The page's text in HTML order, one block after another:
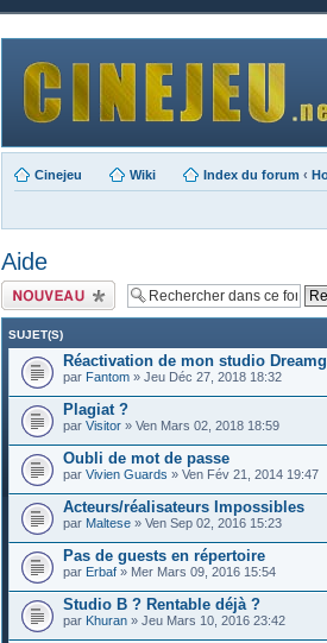
Cinejeu Wiki Index du forum ‹
Aide
Publier un nouveau
sujet
SUJET(S)
Réactivation de mon studio
par Fantom » Jeu Déc 27, 2018 18:32
Plagiat ?
par Visitor » Ven Mars 02, 2018 18:59
Oubli de mot de passe
par Vivien Guards » Ven Fév 21, 2014 19:47
Acteurs/réalisateurs Impossibles
par Maltese » Ven Sep 02, 2016 15:23
Pas de guests en répertoire
par Erbaf » Mer Mars 09, 2016 15:54
Studio B ? Rentable déjà ?
par Khuran » Jeu Mars 10, 2016 23:42